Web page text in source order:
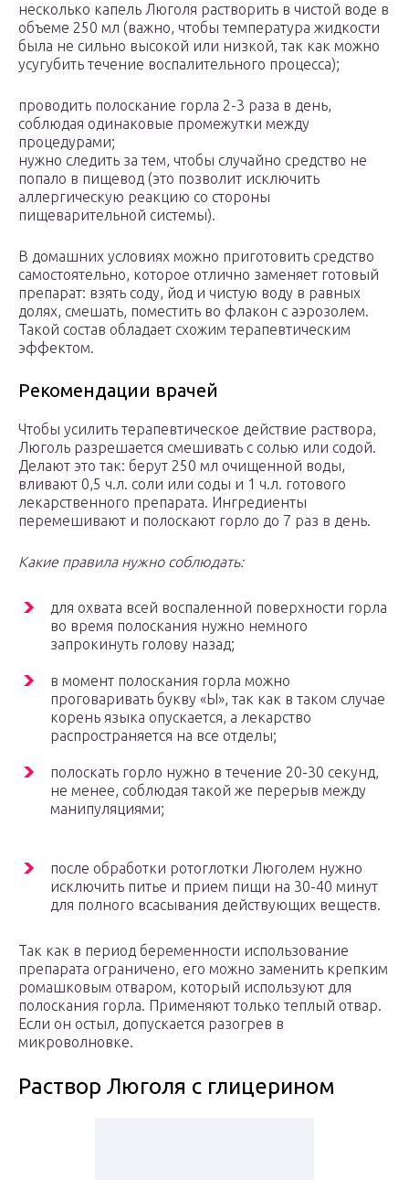
несколько капель Люголя растворить в чистой воде в
объеме 250 мл (важно, чтобы температура жидкости
была не сильно высокой или низкой, так как можно
усугубить течение воспалительного процесса);
проводить полоскание горла 2-3 раза в день,
соблюдая одинаковые промежутки между
процедурами;
нужно следить за тем, чтобы случайно средство не
попало в пищевод (это позволит исключить
аллергическую реакцию со стороны
пищеварительной системы).
В домашних условиях можно приготовить средство
самостоятельно, которое отлично заменяет готовый
препарат: взять соду, йод и чистую воду в равных
долях, смешать, поместить во флакон с аэрозолем.
Такой состав обладает схожим терапевтическим
эффектом.
Рекомендации врачей
Чтобы усилить терапевтическое действие раствора,
Люголь разрешается смешивать с солью или содой.
Делают это так: берут 250 мл очищенной воды,
вливают 0,5 ч.л. соли или соды и 1 ч.л. готового
лекарственного препарата. Ингредиенты
перемешивают и полоскают горло до 7 раз в день.
Какие правила нужно соблюдать:
для охвата всей воспаленной поверхности горла
во время полоскания нужно немного
запрокинуть голову назад;
в момент полоскания горла можно
проговаривать букву «Ы», так как в таком случае
корень языка опускается, а лекарство
распространяется на все отделы;
полоскать горло нужно в течение 20-30 секунд,
не менее, соблюдая такой же перерыв между
манипуляциями;
после обработки ротоглотки Люголем нужно
исключить питье и прием пищи на 30-40 минут
для полного всасывания действующих веществ.
Так как в период беременности использование
препарата ограничено, его можно заменить крепким
ромашковым отваром, который используют для
полоскания горла. Применяют только теплый отвар.
Если он остыл, допускается разогрев в
микроволновке.
Раствор Люголя с глицерином